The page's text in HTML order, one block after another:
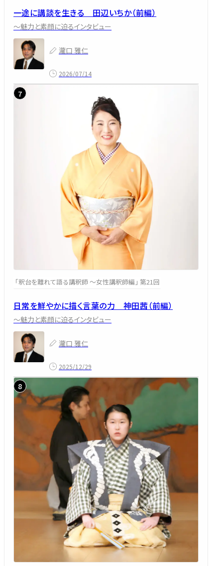
一途に講談を生きる 田辺いちか（前編）
～魅力と素顔に迫るインタビュー
瀧口 雅仁
2026/07/14
「釈台を離れて語る講釈師 ～女性講釈師編」 第21回
日常を鮮やかに描く言葉の力 神田茜（前編）
～魅力と素顔に迫るインタビュー
瀧口 雅仁
2025/12/29